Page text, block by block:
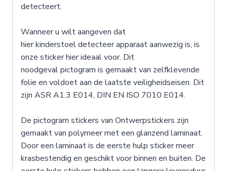
detecteert.
Wanneer u wilt aangeven dat
hier kinderstoel detecteer apparaat aanwezig is, is
onze sticker hier ideaal voor. Dit
noodgeval pictogram is gemaakt van zelfklevende
folie en voldoet aan de laatste veiligheidseisen. Dit
zijn ASR A1.3 E014, DIN EN ISO 7010 E014.
De pictogram stickers van Ontwerpstickers zijn
gemaakt van polymeer met een glanzend laminaat.
Door een laminaat is de eerste hulp sticker meer
krasbestendig en geschikt voor binnen en buiten. De